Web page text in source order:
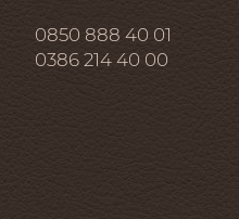
0850 888 40 01
0386 214 40 00